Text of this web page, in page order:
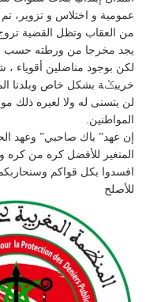
من العقاب وتظل القضية
يجد مخرجا من ورطته حسب
لكن بوجود مناضلين أقوياء
خريبݣة بشكل خاص وبلدنا
لن يتسنى له ولا لغيره ذلك
المواطنين.
إن عهد” باك صاحبي” وعهد
المتغير للأفضل كره من كره
افسدوا بكل قواكم
للأصلح